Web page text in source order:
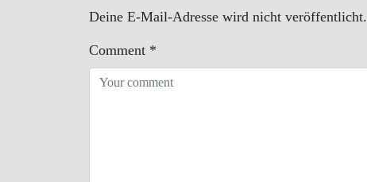
Deine E-Mail-Adresse wird nicht veröffentlicht.
Comment *